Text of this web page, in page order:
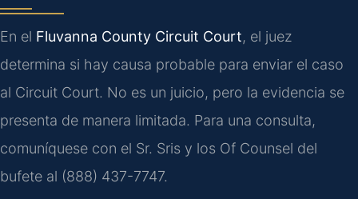
En el Fluvanna County Circuit Court, el juez
determina si hay causa probable para enviar el caso
al Circuit Court. No es un juicio, pero la evidencia se
presenta de manera limitada. Para una consulta,
comuníquese con el Sr. Sris y los Of Counsel del
bufete al (888) 437-7747.